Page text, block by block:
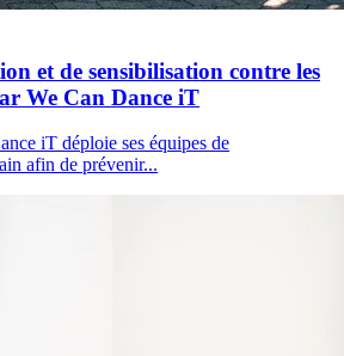
et de sensibilisation contre les
We Can Dance iT
iT déploie ses équipes de
afin de prévenir...